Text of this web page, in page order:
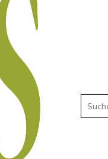
Suche